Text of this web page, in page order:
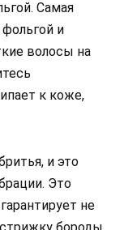
Самая
и
волосы на
к коже,
и это
Это
не
бороды.